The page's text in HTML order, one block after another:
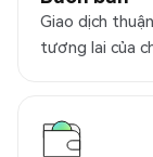
Giao dịch
tương lai của